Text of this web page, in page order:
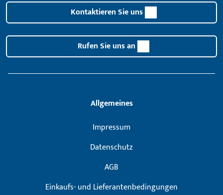
Kontaktieren Sie uns
Rufen Sie uns an
Allgemeines
Impressum
Datenschutz
AGB
Einkaufs- und Lieferantenbedingungen